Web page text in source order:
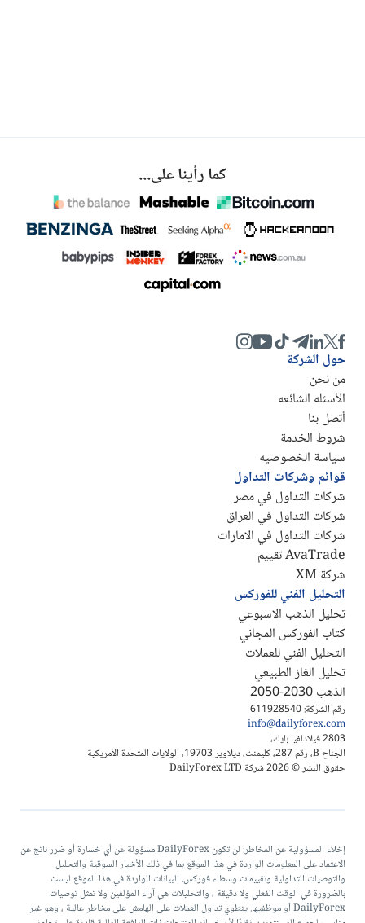
كما رأينا على...
رقم الشركة: 611928540
info@dailyforex.com
2803 فيلادلفيا بايك،
الجناح B، رقم 287، كليمنت، ديلاوير 19703، الولايات المتحدة الأمريكية
حقوق النشر © 2026 شركة DailyForex LTD
حول الشركة
من نحن
الأسئله الشائعه
أتصل بنا
شروط الخدمة
سياسة الخصوصيه
قوائم وشركات التداول
شركات التداول في مصر
شركات التداول في العراق
شركات التداول في الامارات
AvaTrade تقييم
شركة XM
التحليل الفني للفوركس
تحليل الذهب الاسبوعي
كتاب الفوركس المجاني
التحليل الفني للعملات
تحليل الغاز الطبيعي
الذهب 2030-2050
إخلاء المسؤولية عن المخاطر: لن تكون DailyForex مسؤولة عن أي خسارة أو ضرر ناتج عن
الاعتماد على المعلومات الواردة في هذا الموقع بما في ذلك الأخبار السوقية والتحليل
والتوصيات التداولية وتقييمات وسطاء فوركس. البيانات الواردة في هذا الموقع ليست
بالضرورة في الوقت الفعلي ولا دقيقة ، والتحليلات هي آراء المؤلفين ولا تمثل توصيات
DailyForex أو موظفيها. ينطوي تداول العملات على الهامش على مخاطر عالية ، وهو غير